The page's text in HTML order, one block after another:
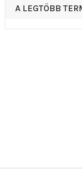
A LEGTÖBB